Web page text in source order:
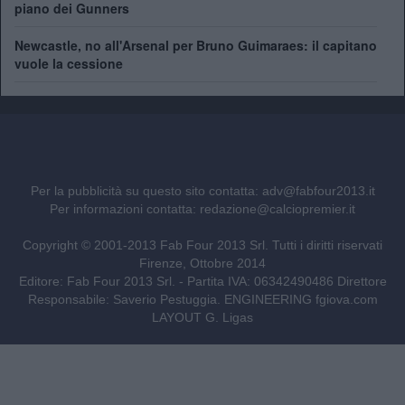
piano dei Gunners
Newcastle, no all'Arsenal per Bruno Guimaraes: il capitano
vuole la cessione
Per la pubblicità su questo sito contatta: adv@fabfour2013.it
Per informazioni contatta: redazione@calciopremier.it
Copyright © 2001-2013 Fab Four 2013 Srl. Tutti i diritti riservati
Firenze, Ottobre 2014
Editore: Fab Four 2013 Srl. - Partita IVA: 06342490486 Direttore
Responsabile: Saverio Pestuggia. ENGINEERING fgiova.com
LAYOUT G. Ligas